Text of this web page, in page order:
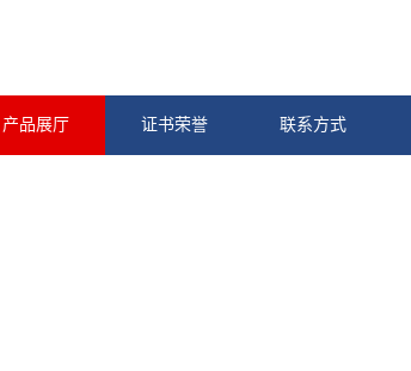
产品展厅 证书荣誉 联系方式